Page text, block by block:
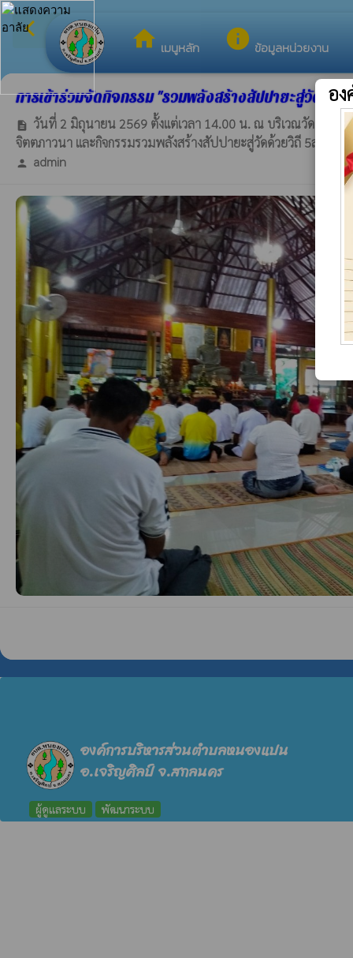
home เมนูหลัก info ข้อมูลหน่วยงาน
arrow_back_ios กลับเมนูหลัก
การเข้าร่วมจัดกิจกรรม "รวมพลังสร้างสัปปายะสู่วัดด้
description วันที่ 2 มิถุนายน 2569 ตั้งแต่เวลา 14.00 น. ณ บริเวณวัดป่าโ
จิตตภาวนา และกิจกรรมรวมพลังสร้างสัปปายะสู่วัดด้วยวิถี 5ส (Big
person admin
องค์การบริหารส่วนตำบลหนองแปน
อ.เจริญศิลป์ จ.สกลนคร
ผู้ดูแลระบบ พัฒนาระบบ
อ